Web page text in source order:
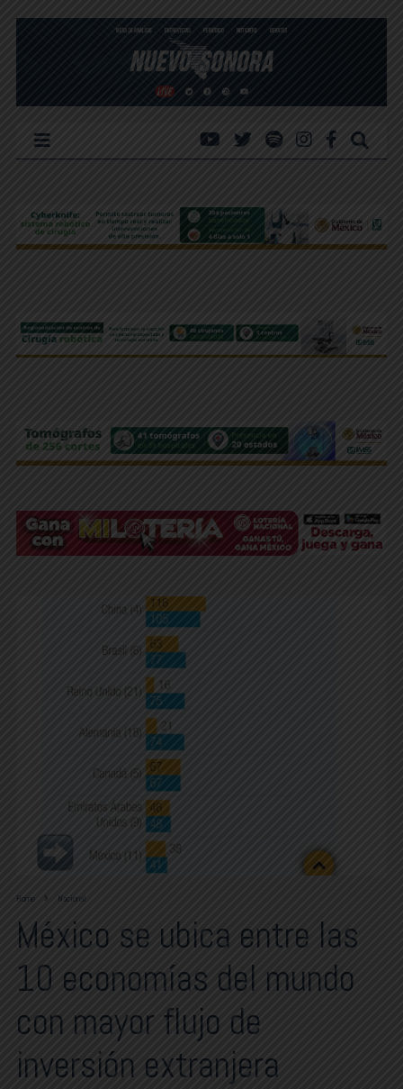
Home Nacional
México se ubica entre las
10 economías del mundo
con mayor flujo de
inversión extranjera